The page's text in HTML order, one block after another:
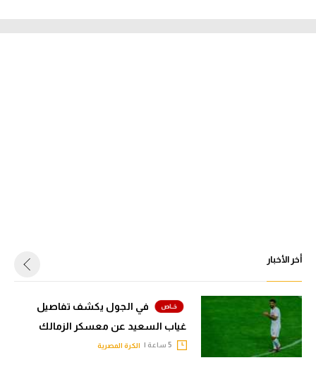
أخر الأخبار
في الجول يكشف تفاصيل
غياب السعيد عن معسكر الزمالك
الكرة المصرية